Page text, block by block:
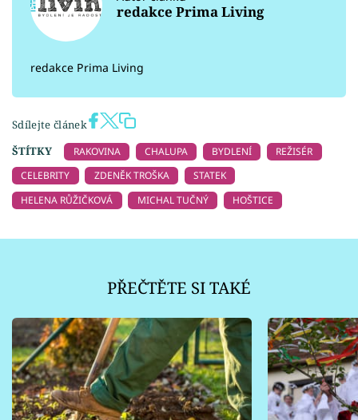
redakce Prima Living
redakce Prima Living
Sdílejte článek
ŠTÍTKY
RAKOVINA CHALUPA BYDLENÍ
REŽISÉR
CELEBRITY
ZDENĚK TROŠKA
STATEK
HELENA RŮŽIČKOVÁ
MICHAL TUČNÝ HOŠTICE
PŘEČTĚTE SI TAKÉ